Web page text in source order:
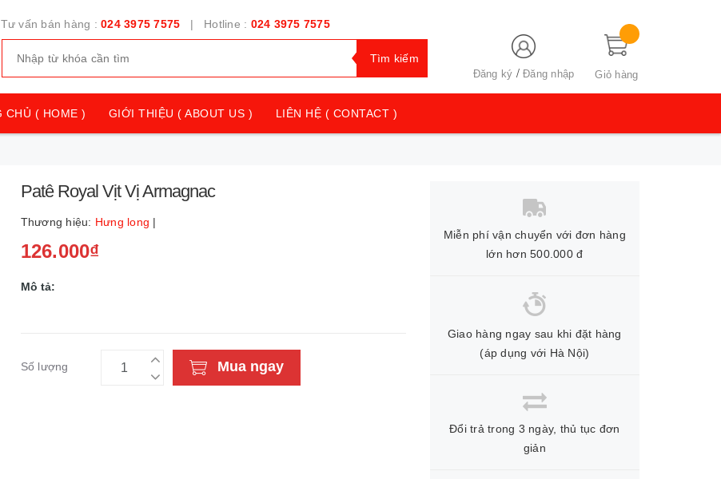
Tư vấn bán hàng : 024 3975 7575 | Hotline : 024 3975 7575
Tìm kiếm
Đăng ký /Đăng nhập Giỏ hàng
CHỦ ( HOME ) GIỚI THIỆU ( ABOUT US ) LIÊN HỆ ( CONTACT )
Patê Royal Vịt Vị Armagnac
Thương hiệu: Hưng long |
126.000₫
Mô tả:
Số lượng Mua ngay
Miễn phí vận chuyển với đơn hàng
lớn hơn 500.000 đ
Giao hàng ngay sau khi đặt hàng
(áp dụng với Hà Nội)
Đổi trả trong 3 ngày, thủ tục đơn
giản